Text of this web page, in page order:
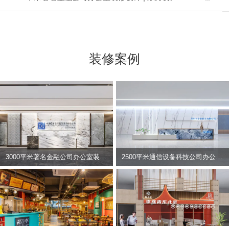
装修案例
2500平米通信设备科技公司办公室设计 | 宇泰科技